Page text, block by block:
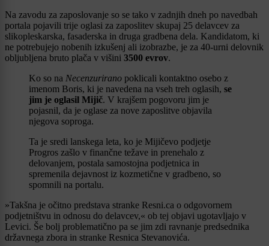
Na zavodu za zaposlovanje so se tako v zadnjih dneh po navedbah
portala pojavili trije oglasi za zaposlitev skupaj 25 delavcev za
slikopleskarska, fasaderska in druga gradbena dela. Kandidatom, ki
ne potrebujejo nobenih izkušenj ali izobrazbe, je za 40-urni delovnik
obljubljena bruto plača v višini 3500 evrov.
Ko so na Necenzurirano poklicali kontaktno osebo z
imenom Boris, ki je navedena na vseh treh oglasih, se
jim je oglasil Mijič. V krajšem pogovoru jim je
pojasnil, da je oglase za nove zaposlitve objavila
njegova soproga.
Ta je sredi lanskega leta, ko je Mijičevo podjetje
Progros zašlo v finančne težave in prenehalo z
delovanjem, postala samostojna podjetnica in
spremenila dejavnost iz kozmetične v gradbeno, so
spomnili na portalu.
»Takšna je očitno predstava stranke Resni.ca o odgovornem
podjetništvu in odnosu do delavcev,« ob tej objavi ugotavljajo v
Levici. Še bolj problematično pa se jim zdi ravnanje predsednika
državnega zbora in stranke Resnica Stevanovića.